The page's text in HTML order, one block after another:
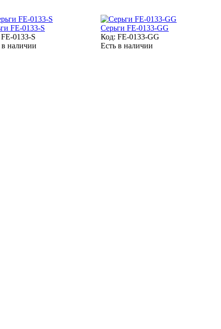
FE-0133-S
FE-0133-S
в наличии
Серьги FE-0133-GG
Код: FE-0133-GG
Есть в наличии